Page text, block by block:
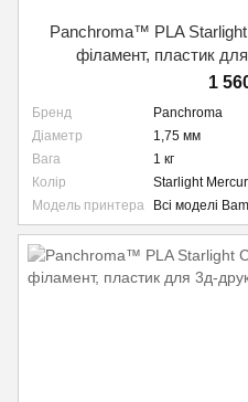
Panchroma™ PLA
філамент, пластик
1
Бренд
Panchroma
Діаметр
1,75 мм
Вага
1 кг
Колір
Starlight
Модель принтера
Всі моделі